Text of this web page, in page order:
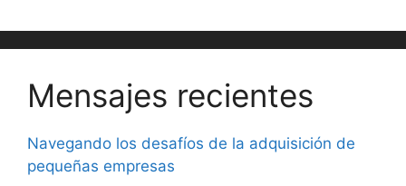
Mensajes recientes
Navegando los desafíos de la adquisición de
pequeñas empresas